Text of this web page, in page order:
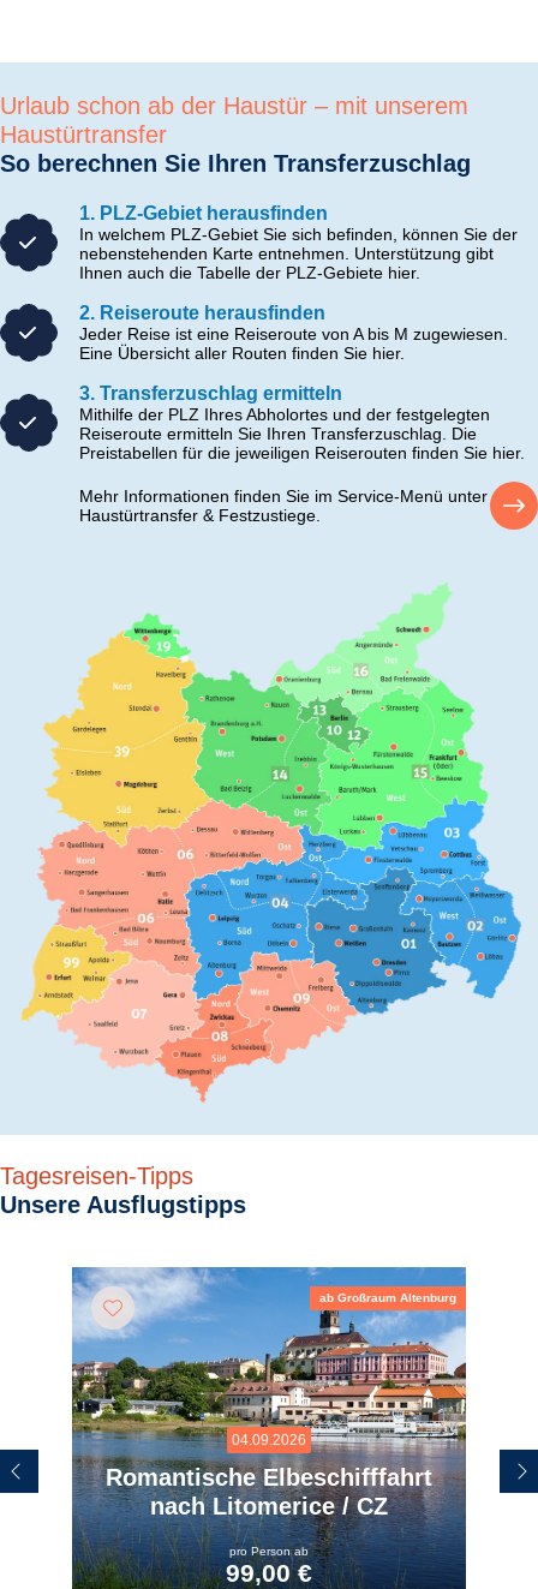
Urlaub schon ab der Haustür – mit unserem
Haustürtransfer
So berechnen Sie Ihren Transferzuschlag
1. PLZ-Gebiet herausfinden
In welchem PLZ-Gebiet Sie sich befinden, können Sie der
nebenstehenden Karte entnehmen. Unterstützung gibt
Ihnen auch die Tabelle der PLZ-Gebiete hier.
2. Reiseroute herausfinden
Jeder Reise ist eine Reiseroute von A bis M zugewiesen.
Eine Übersicht aller Routen finden Sie hier.
3. Transferzuschlag ermitteln
Mithilfe der PLZ Ihres Abholortes und der festgelegten
Reiseroute ermitteln Sie Ihren Transferzuschlag. Die
Preistabellen für die jeweiligen Reiserouten finden Sie hier.
Mehr Informationen finden Sie im Service-Menü unter
Haustürtransfer & Festzustiege.
Tagesreisen-Tipps
Unsere Ausflugstipps
ab Großraum Altenburg
04.09.2026
Romantische Elbeschifffahrt
nach Litomerice / CZ
pro Person ab
99,00 €